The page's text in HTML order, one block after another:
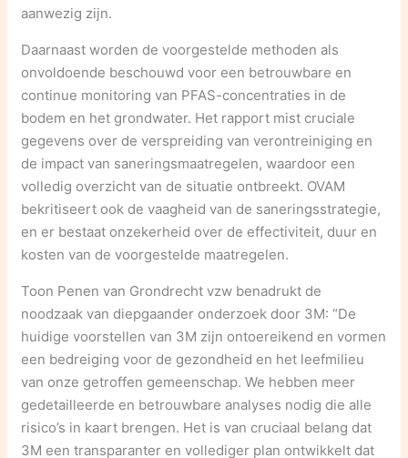
aanwezig zijn.
Daarnaast worden de voorgestelde methoden als
onvoldoende beschouwd voor een betrouwbare en
continue monitoring van PFAS-concentraties in de
bodem en het grondwater. Het rapport mist cruciale
gegevens over de verspreiding van verontreiniging en
de impact van saneringsmaatregelen, waardoor een
volledig overzicht van de situatie ontbreekt. OVAM
bekritiseert ook de vaagheid van de saneringsstrategie,
en er bestaat onzekerheid over de effectiviteit, duur en
kosten van de voorgestelde maatregelen.
Toon Penen van Grondrecht vzw benadrukt de
noodzaak van diepgaander onderzoek door 3M: “De
huidige voorstellen van 3M zijn ontoereikend en vormen
een bedreiging voor de gezondheid en het leefmilieu
van onze getroffen gemeenschap. We hebben meer
gedetailleerde en betrouwbare analyses nodig die alle
risico’s in kaart brengen. Het is van cruciaal belang dat
3M een transparanter en vollediger plan ontwikkelt dat